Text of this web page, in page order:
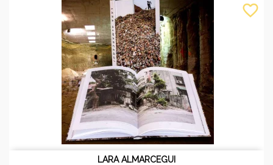
LARA ALMARCEGUI
favorite_border